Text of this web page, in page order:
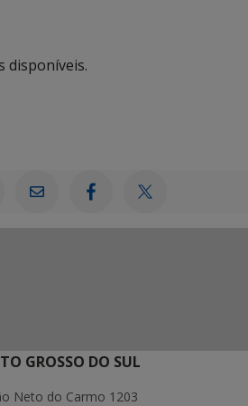
disponíveis.
GROSSO DO SUL
Neto do Carmo 1203